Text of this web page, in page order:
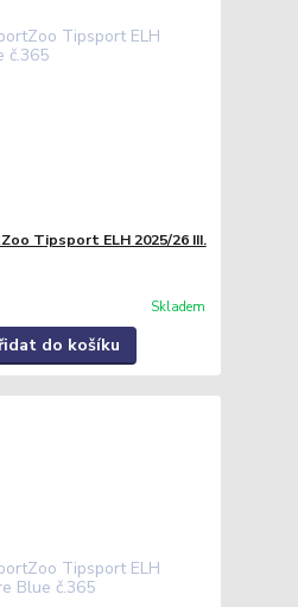
Tipsport ELH 2025/26 III.
Skladem
do košíku